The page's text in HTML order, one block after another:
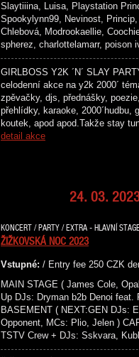
Slaytiiina, Luisa, Playstation
Spookylynn99, Nevinost,
Chlebová, Modrookaellie,
spherez, charlottelamarr, poison
GIRLBOSS Y2K ´N´ SLAY
celodenní akce na y2k 2000´
zpěvačky, djs, přednášky,
přehlídky, karaoke, 2000´hudbu,
koutek, apod apod.Takže
detail akce
24. 03.
KONCERT / PARTY / EXTRA - HLAVNÍ
ŽIŽKOVSKÁ NOC 2023
Vstupné: / Entry fee 250 CZK
MAIN STAGE ( James Cole,
Up DJs: Dryman b2b Denoi
BASEMENT ( NEXT:GEN DJs:
Opponent, MCs: Plio, Jelen )
TSTV Crew + DJs: Sskvara,